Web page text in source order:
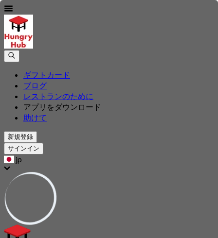
ギフトカード
ブログ
レストランのために
アプリをダウンロード
助けて
新規登録
サインイン
jp